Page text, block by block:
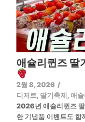
애슐리퀸즈 딸
2월 8, 2026 /
디저트, 딸기축제, 애
2026년 애슐리퀸즈
한 기념품 이벤트도 함